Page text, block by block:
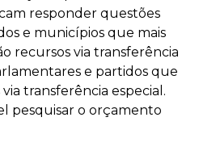
responder questões
e municípios que mais
recursos via transferência
e partidos que
transferência especial.
pesquisar o orçamento